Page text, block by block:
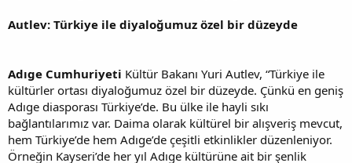
Autlev: Türkiye ile diyaloğumuz özel bir düzeyde
Adıge Cumhuriyeti Kültür Bakanı Yuri Autlev, “Türkiye ile
kültürler ortası diyaloğumuz özel bir düzeyde. Çünkü en geniş
Adıge diasporası Türkiye’de. Bu ülke ile hayli sıkı
bağlantılarımız var. Daima olarak kültürel bir alışveriş mevcut,
hem Türkiye’de hem Adıge’de çeşitli etkinlikler düzenleniyor.
Örneğin Kayseri’de her yıl Adıge kültürüne ait bir şenlik